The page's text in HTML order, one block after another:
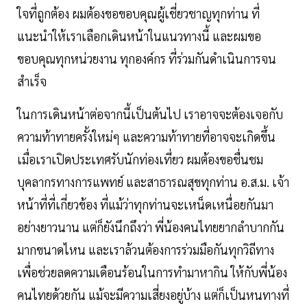
ใจที่ถูกต้อง ผมต้องขอขอบคุณผู้เชี่ยวชาญทุกท่าน ที่
แนะนำให้เราเลือกเดินหน้าในแนวทางนี้ และผมขอ
ขอบคุณทุกหน่วยงาน ทุกองค์กร ที่ร่วมกันดำเนินการจน
สำเร็จ
ในการเดินหน้าต่อจากนี้เป็นต้นไป เราอาจจะต้องเจอกับ
ความท้าทายครั้งใหม่ๆ และความท้าทายที่อาจจะเกิดขึ้น
เมื่อเราเปิดประเทศรับนักท่องเที่ยว ผมต้องขอชื่นชม
บุคลากรทางการแพทย์ และสาธารณสุขทุกท่าน อ.ส.ม. เจ้า
หน้าที่ที่เกี่ยวข้อง ที่แม้ว่าทุกท่านจะเหน็ดเหนื่อยกันมา
อย่างยาวนาน แต่ก็ยังนึกถึงว่า พี่น้องคนไทยยากลำบากกัน
มากขนาดไหน และเราล้วนต้องการร่วมมือกันทุกวิถีทาง
เพื่อช่วยลดความเดือนร้อนในการทำมาหากิน ให้กับพี่น้อง
คนไทยด้วยกัน แม้จะมีความเสี่ยงอยู่บ้าง แต่ก็เป็นหนทางที่